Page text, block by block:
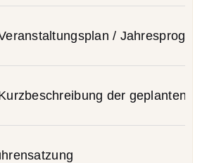
/
der geplanten